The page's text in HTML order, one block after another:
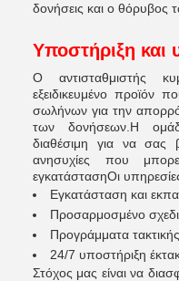
δονήσεις και ο θόρυβος
Υποστήριξη και
Ο αντισταθμιστής
εξειδικευμένο προϊόν
σωλήνων για την
των δονήσεων.Η
διαθέσιμη για να σας
ανησυχίες που
εγκατάστασηΟι
Εγκατάσταση και
Προσαρμοσμένο
Προγράμματα
24/7 υποστήριξη
Στόχος μας είναι να